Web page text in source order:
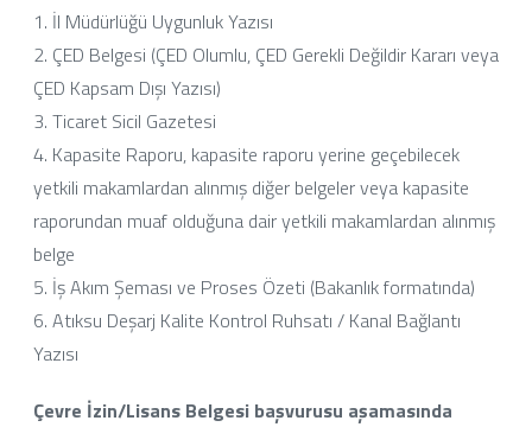
1. İl Müdürlüğü Uygunluk Yazısı
2. ÇED Belgesi (ÇED Olumlu, ÇED Gerekli Değildir Kararı veya
ÇED Kapsam Dışı Yazısı)
3. Ticaret Sicil Gazetesi
4. Kapasite Raporu, kapasite raporu yerine geçebilecek
yetkili makamlardan alınmış diğer belgeler veya kapasite
raporundan muaf olduğuna dair yetkili makamlardan alınmış
belge
5. İş Akım Şeması ve Proses Özeti (Bakanlık formatında)
6. Atıksu Deşarj Kalite Kontrol Ruhsatı / Kanal Bağlantı
Yazısı
Çevre İzin/Lisans Belgesi başvurusu aşamasında